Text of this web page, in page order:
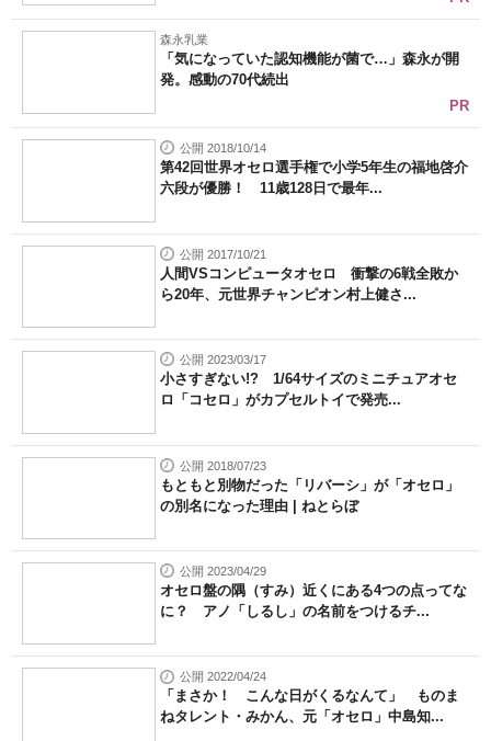
森永乳業
「気になっていた認知機能が菌で…」森永が開
発。感動の70代続出
PR
公開 2018/10/14
第42回世界オセロ選手権で小学5年生の福地啓介
六段が優勝！ 11歳128日で最年...
公開 2017/10/21
人間VSコンピュータオセロ 衝撃の6戦全敗か
ら20年、元世界チャンピオン村上健さ...
公開 2023/03/17
小さすぎない!? 1/64サイズのミニチュアオセ
ロ「コセロ」がカプセルトイで発売...
公開 2018/07/23
もともと別物だった「リバーシ」が「オセロ」
の別名になった理由 | ねとらぼ
公開 2023/04/29
オセロ盤の隅（すみ）近くにある4つの点ってな
に？ アノ「しるし」の名前をつけるチ...
公開 2022/04/24
「まさか！ こんな日がくるなんて」 ものま
ねタレント・みかん、元「オセロ」中島知...